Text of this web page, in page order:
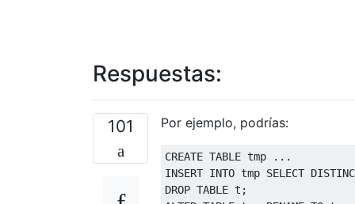
Respuestas:
101 Por ejemplo, podrías:
CREATE TABLE tmp
...
INSERT INTO tmp SELECT
DROP TABLE t ;